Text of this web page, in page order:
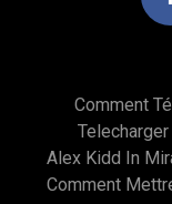
Comment
Alex Kidd In
Comment